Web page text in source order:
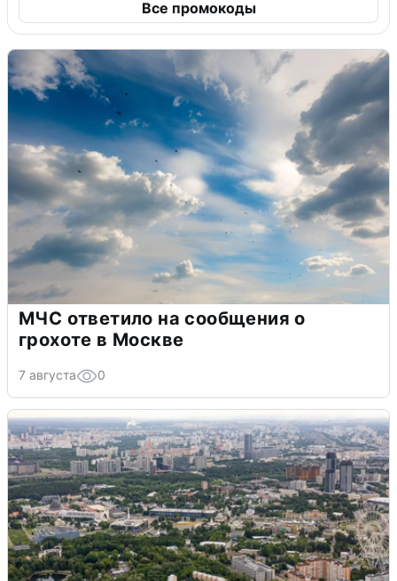
Все промокоды
МЧС ответило на сообщения о
грохоте в Москве
7 августа 0